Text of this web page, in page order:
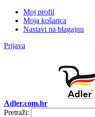
Moj profil
Moja košarica
Nastavi na blagajnu
Prijava
Adler.com.hr
Pretraži: